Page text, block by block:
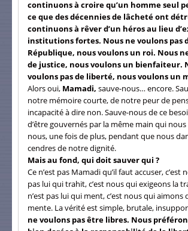
continuons à croire qu’un homme seul
ce que des décennies de lâcheté ont
continuons à rêver d’un héros au lieu
institutions fortes. Nous ne voulons pas
République, nous voulons un roi. Nous
de justice, nous voulons un bienfaiteur.
voulons pas de liberté, nous voulons un
Alors oui, Mamadi, sauve-nous… encore.
notre mémoire courte, de notre peur de
incapacité à dire non. Sauve-nous de ce
d’être gouvernés par la même main qui
nous, une fois de plus, pendant que nous
cendres de notre dignité.
Mais au fond, qui doit sauver qui ?
Ce n’est pas Mamadi qu’il faut accuser, c’est
pas lui qui trahit, c’est nous qui exigeons la
n’est pas lui qui ment, c’est nous qui aimons
mente. La vérité est simple, brutale,
ne voulons pas être libres. Nous